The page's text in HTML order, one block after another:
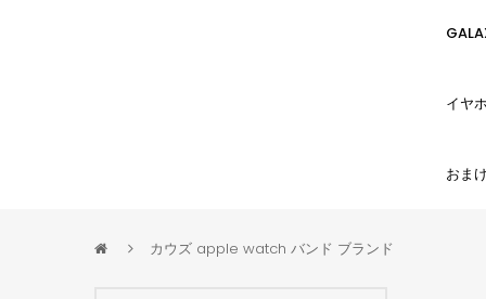
イヤ
おまけ
カウズ apple watch バンド ブランド